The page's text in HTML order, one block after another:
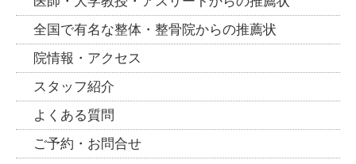
全国で有名な整体・整骨院からの推薦状
院情報・アクセス
スタッフ紹介
よくある質問
ご予約・お問合せ